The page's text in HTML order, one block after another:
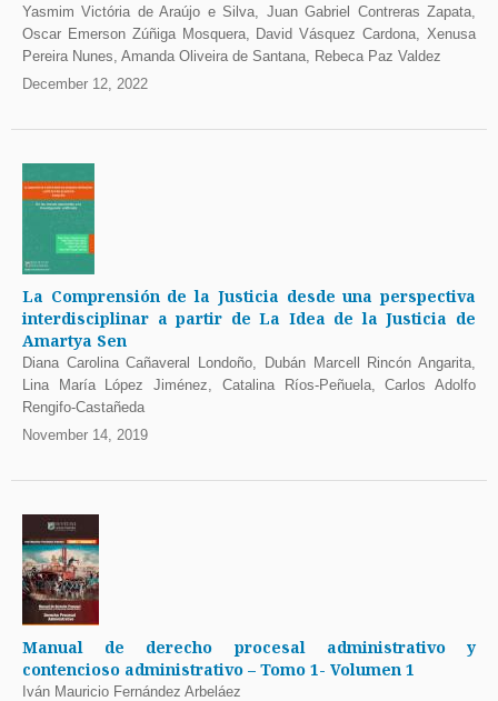
Yasmim Victória de Araújo e Silva, Juan Gabriel Contreras Zapata,
Oscar Emerson Zúñiga Mosquera, David Vásquez Cardona, Xenusa
Pereira Nunes, Amanda Oliveira de Santana, Rebeca Paz Valdez
December 12, 2022
La Comprensión de la Justicia desde una perspectiva
interdisciplinar a partir de La Idea de la Justicia de
Amartya Sen
Diana Carolina Cañaveral Londoño, Dubán Marcell Rincón Angarita,
Lina María López Jiménez, Catalina Ríos-Peñuela, Carlos Adolfo
Rengifo-Castañeda
November 14, 2019
Manual de derecho procesal administrativo y
contencioso administrativo – Tomo 1- Volumen 1
Iván Mauricio Fernández Arbeláez